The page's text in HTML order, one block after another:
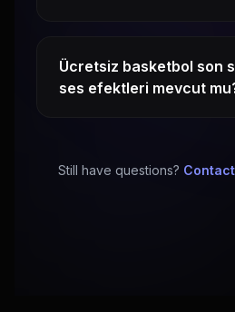
Ücretsiz basketbol son
ses efektleri mevcut
Still have questions?